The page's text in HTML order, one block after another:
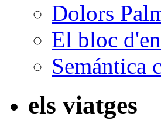
Dolors
El bloc
Semántica
els viatges